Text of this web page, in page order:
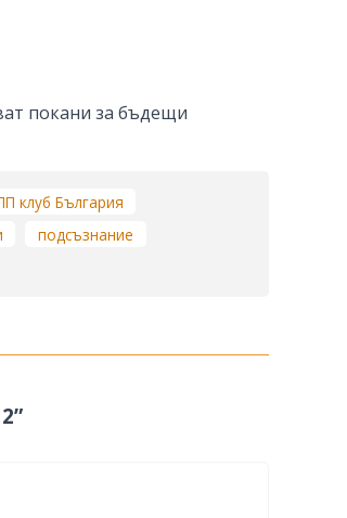
покани за бъдещи
клуб България
подсъзнание